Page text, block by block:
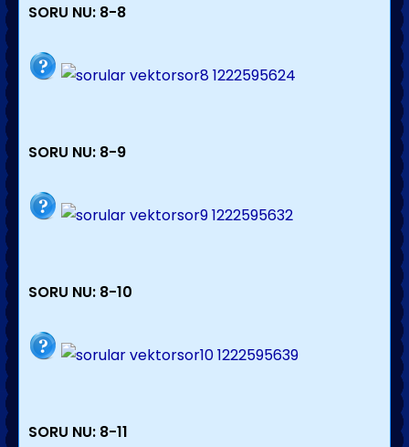
SORU NU: 8-8
SORU NU: 8-9
SORU NU: 8-10
SORU NU: 8-11